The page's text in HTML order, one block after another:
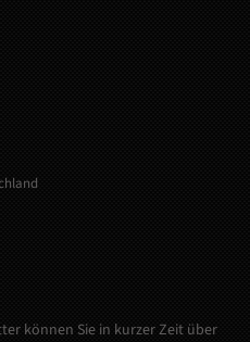
können Sie in kurzer Zeit über